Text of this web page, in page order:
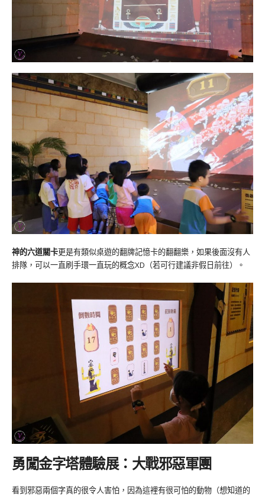
神的六道關卡更是有類似桌遊的翻牌記憶卡的翻翻樂，如果後面沒有人
排隊，可以一直刷手環一直玩的概念XD（若可行建議非假日前往）。
勇闖金字塔體驗展：大戰邪惡軍團
看到邪惡兩個字真的很令人害怕，因為這裡有很可怕的動物（想知道的